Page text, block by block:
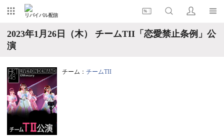
リバイバル配信
2023年1月26日（木） チームTII「恋愛禁止条例」公
演
チーム： チームTII